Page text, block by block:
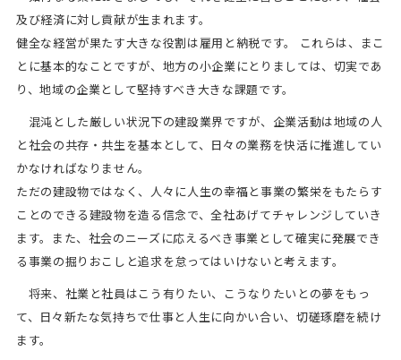
及び経済に対し貢献が生まれます。
健全な経営が果たす大きな役割は雇用と納税です。 これらは、まこ
とに基本的なことですが、地方の小企業にとりましては、切実であ
り、地域の企業として堅持すべき大きな課題です。
混沌とした厳しい状況下の建設業界ですが、企業活動は地域の人
と社会の共存・共生を基本として、日々の業務を快活に推進してい
かなければなりません。
ただの建設物ではなく、人々に人生の幸福と事業の繁栄をもたらす
ことのできる建設物を造る信念で、全社あげてチャレンジしていき
ます。また、社会のニーズに応えるべき事業として確実に発展でき
る事業の掘りおこしと追求を怠ってはいけないと考えます。
将来、社業と社員はこう有りたい、こうなりたいとの夢をもっ
て、日々新たな気持ちで仕事と人生に向かい合い、切磋琢磨を続け
ます。